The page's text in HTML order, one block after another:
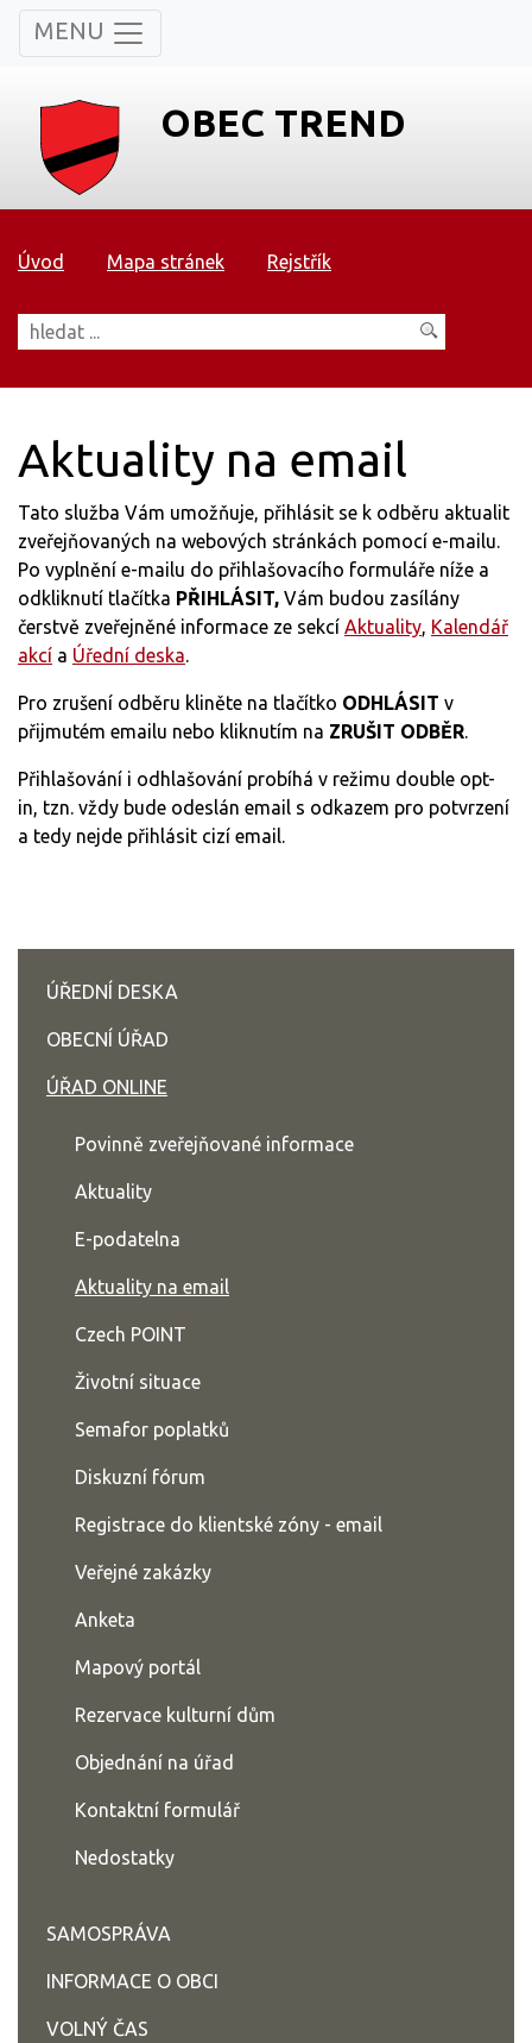
MENU
OBEC TREND
Úvod Mapa stránek Rejstřík
Aktuality na email
Tato služba Vám umožňuje, přihlásit se k odběru aktualit
zveřejňovaných na webových stránkách pomocí e-mailu.
Po vyplnění e-mailu do přihlašovacího formuláře níže a
odkliknutí tlačítka PŘIHLÁSIT, Vám budou zasílány
čerstvě zveřejněné informace ze sekcí Aktuality, Kalendář
akcí a Úřední deska.
Pro zrušení odběru kliněte na tlačítko ODHLÁSIT v
přijmutém emailu nebo kliknutím na ZRUŠIT ODBĚR.
Přihlašování i odhlašování probíhá v režimu double opt-
in, tzn. vždy bude odeslán email s odkazem pro potvrzení
a tedy nejde přihlásit cizí email.
ÚŘEDNÍ DESKA
OBECNÍ ÚŘAD
ÚŘAD ONLINE
Povinně zveřejňované informace
Aktuality
E-podatelna
Aktuality na email
Czech POINT
Životní situace
Semafor poplatků
Diskuzní fórum
Registrace do klientské zóny - email
Veřejné zakázky
Anketa
Mapový portál
Rezervace kulturní dům
Objednání na úřad
Kontaktní formulář
Nedostatky
SAMOSPRÁVA
INFORMACE O OBCI
VOLNÝ ČAS